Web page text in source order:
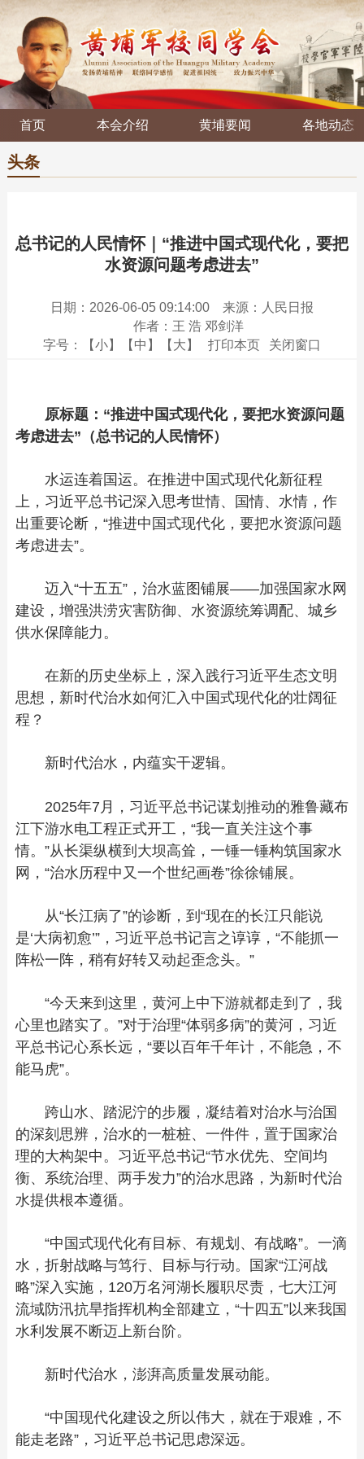
首页 本会介绍 黄埔要闻 各地动态
头条
总书记的人民情怀｜“推进中国式现代化，要把
水资源问题考虑进去”
日期：2026-06-05 09:14:00
来源：人民日报
作者：王 浩 邓剑洋
字号：
【小】 【中】 【大】 打印本页 关闭窗口
原标题：“推进中国式现代化，要把水资源问题
考虑进去”（总书记的人民情怀）
水运连着国运。在推进中国式现代化新征程
上，习近平总书记深入思考世情、国情、水情，作
出重要论断，“推进中国式现代化，要把水资源问题
考虑进去”。
迈入“十五五”，治水蓝图铺展——加强国家水网
建设，增强洪涝灾害防御、水资源统筹调配、城乡
供水保障能力。
在新的历史坐标上，深入践行习近平生态文明
思想，新时代治水如何汇入中国式现代化的壮阔征
程？
新时代治水，内蕴实干逻辑。
2025年7月，习近平总书记谋划推动的雅鲁藏布
江下游水电工程正式开工，“我一直关注这个事
情。”从长渠纵横到大坝高耸，一锤一锤构筑国家水
网，“治水历程中又一个世纪画卷”徐徐铺展。
从“长江病了”的诊断，到“现在的长江只能说
是‘大病初愈’”，习近平总书记言之谆谆，“不能抓一
阵松一阵，稍有好转又动起歪念头。”
“今天来到这里，黄河上中下游就都走到了，我
心里也踏实了。”对于治理“体弱多病”的黄河，习近
平总书记心系长远，“要以百年千年计，不能急，不
能马虎”。
跨山水、踏泥泞的步履，凝结着对治水与治国
的深刻思辨，治水的一桩桩、一件件，置于国家治
理的大构架中。习近平总书记“节水优先、空间均
衡、系统治理、两手发力”的治水思路，为新时代治
水提供根本遵循。
“中国式现代化有目标、有规划、有战略”。一滴
水，折射战略与笃行、目标与行动。国家“江河战
略”深入实施，120万名河湖长履职尽责，七大江河
流域防汛抗旱指挥机构全部建立，“十四五”以来我国
水利发展不断迈上新台阶。
新时代治水，澎湃高质量发展动能。
“中国现代化建设之所以伟大，就在于艰难，不
能走老路”，习近平总书记思虑深远。